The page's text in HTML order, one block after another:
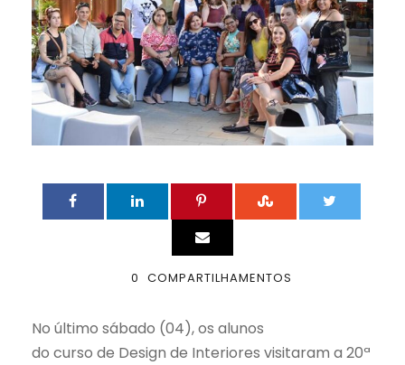
0 COMPARTILHAMENTOS
No último sábado (04), os alunos
do curso de Design de Interiores visitaram a 20ª